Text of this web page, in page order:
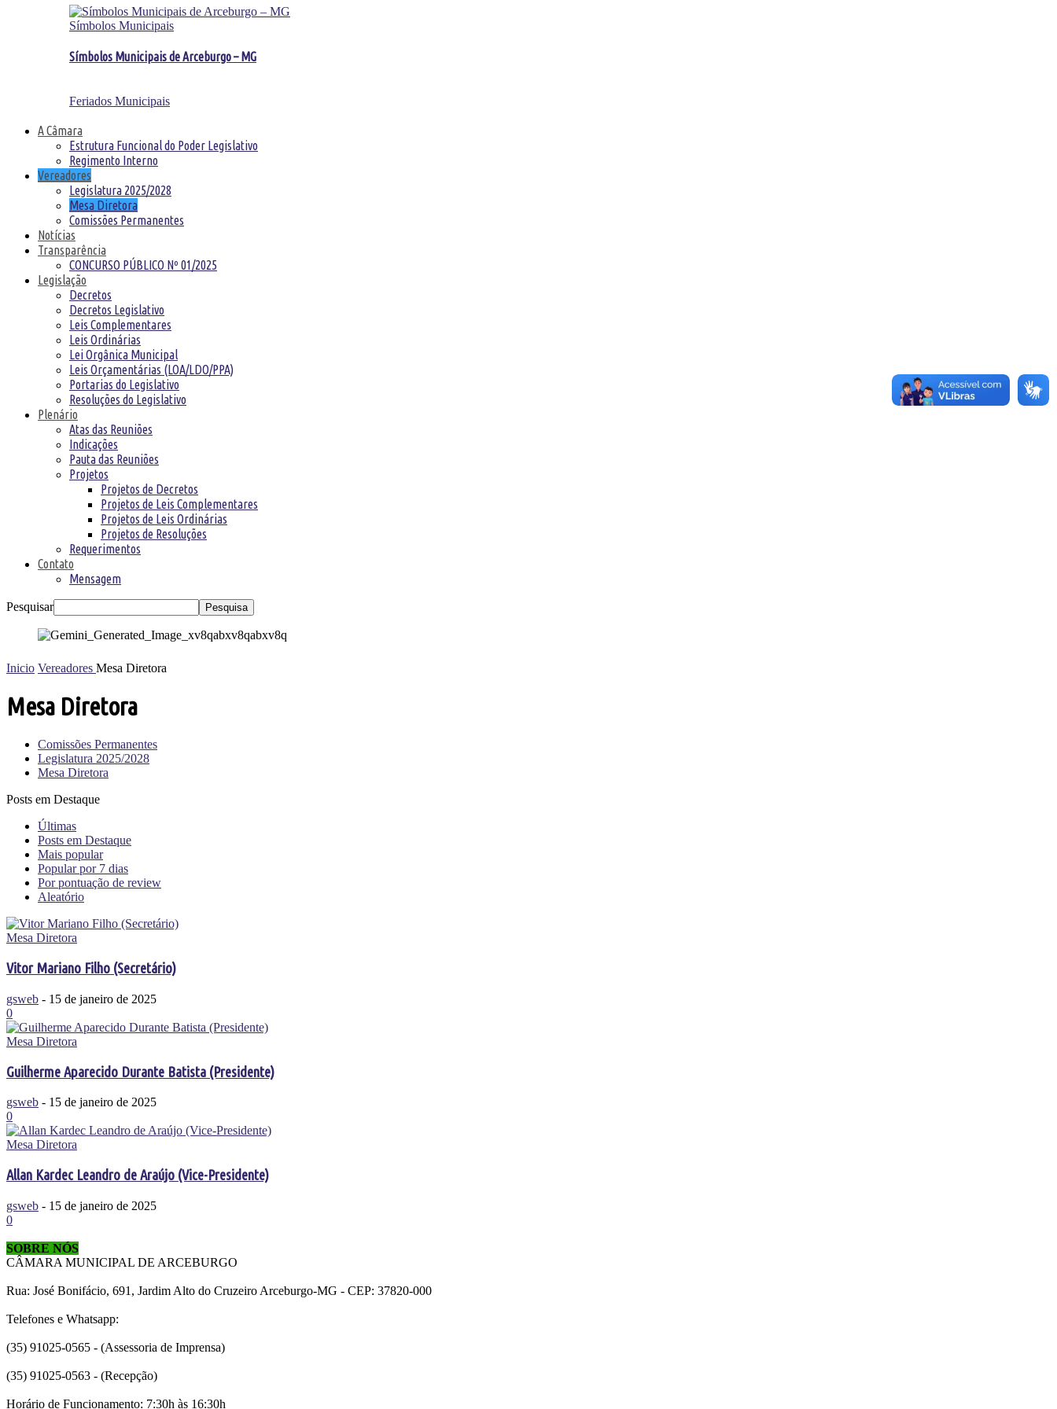
Símbolos Municipais
Símbolos Municipais de Arceburgo – MG
Feriados Municipais
A Câmara
Estrutura Funcional do Poder Legislativo
Regimento Interno
Vereadores
Legislatura 2025/2028
Mesa Diretora
Comissões Permanentes
Notícias
Transparência
CONCURSO PÚBLICO Nº 01/2025
Legislação
Decretos
Decretos Legislativo
Leis Complementares
Leis Ordinárias
Lei Orgânica Municipal
Leis Orçamentárias (LOA/LDO/PPA)
Portarias do Legislativo
Resoluções do Legislativo
Plenário
Atas das Reuniões
Indicações
Pauta das Reuniões
Projetos
Projetos de Decretos
Projetos de Leis Complementares
Projetos de Leis Ordinárias
Projetos de Resoluções
Requerimentos
Contato
Mensagem
Pesquisar
Inicio Vereadores Mesa Diretora
Mesa Diretora
Comissões Permanentes
Legislatura 2025/2028
Mesa Diretora
Posts em Destaque
Últimas
Posts em Destaque
Mais popular
Popular por 7 dias
Por pontuação de review
Aleatório
Mesa Diretora
Vitor Mariano Filho (Secretário)
gsweb - 15 de janeiro de 2025
0
Mesa Diretora
Guilherme Aparecido Durante Batista (Presidente)
gsweb - 15 de janeiro de 2025
0
Mesa Diretora
Allan Kardec Leandro de Araújo (Vice-Presidente)
gsweb - 15 de janeiro de 2025
0
SOBRE NÓS
CÂMARA MUNICIPAL DE ARCEBURGO
Rua: José Bonifácio, 691, Jardim Alto do Cruzeiro Arceburgo-MG - CEP: 37820-000
Telefones e Whatsapp:
(35) 91025-0565 - (Assessoria de Imprensa)
(35) 91025-0563 - (Recepção)
Horário de Funcionamento: 7:30h às 16:30h